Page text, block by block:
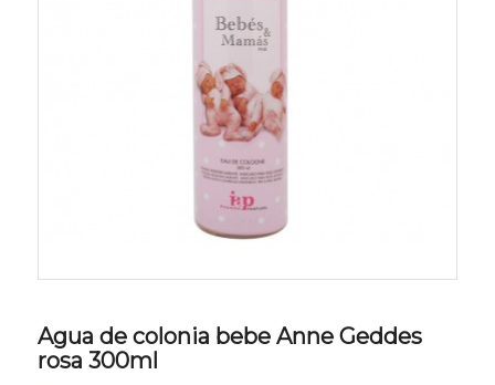
Agua de colonia bebe Anne Geddes
rosa 300ml